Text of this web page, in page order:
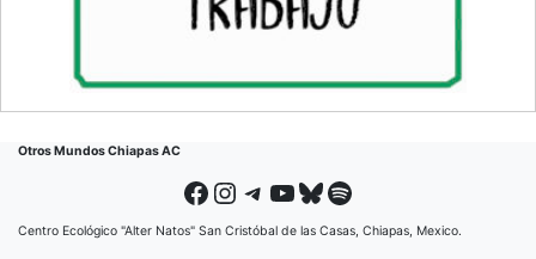
Otros Mundos Chiapas AC
Facebook Instagram Telegram YouTube Bluesky Spotify
Centro Ecológico "Alter Natos" San Cristóbal de las Casas, Chiapas, Mexico.